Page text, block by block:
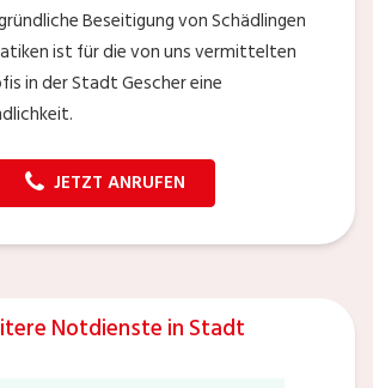
Beseitigung von Schädlingen
ist für die von uns vermittelten
in der Stadt Gescher eine
JETZT ANRUFEN
Notdienste in Stadt